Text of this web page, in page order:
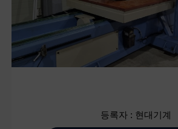
등록자 : 현대기계